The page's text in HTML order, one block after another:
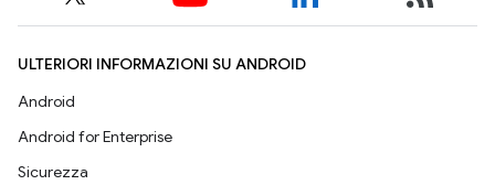
ULTERIORI INFORMAZIONI SU ANDROID
Android
Android for Enterprise
Sicurezza